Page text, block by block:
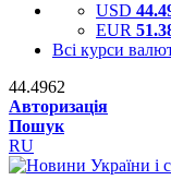
USD
EUR
Всі курси
44.4962
Авторизація
Пошук
RU